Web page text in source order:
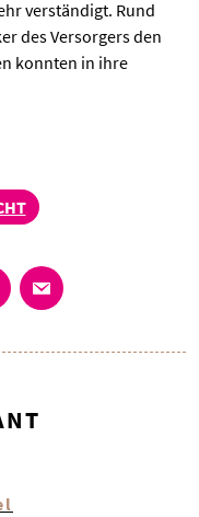
verständigt. Rund
des Versorgers den
konnten in ihre